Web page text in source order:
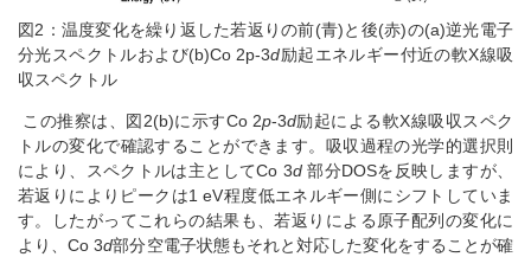
図2：温度変化を繰り返した若返りの前(青)と後(赤)の(a)逆光電子
分光スペクトルおよび(b)Co 2p-3d励起エネルギー付近の軟X線吸
収スペクトル
この推察は、図2(b)に示すCo 2p-3d励起による軟X線吸収スペク
トルの変化で確認することができます。吸収過程の光学的選択則
により、スペクトルは主としてCo 3d部分DOSを反映しますが、
若返りによりピークは1 eV程度低エネルギー側にシフトしていま
す。したがってこれらの結果も、若返りによる原子配列の変化に
より、Co 3d部分空電子状態もそれと対応した変化をすることが確